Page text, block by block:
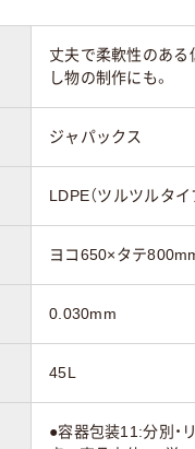
丈夫で柔軟性のある
し物の制作にも。
ジャパックス
LDPE（ツルツルタイ
ヨコ650×タテ
0.030mm
45L
●容器包装11:分別・